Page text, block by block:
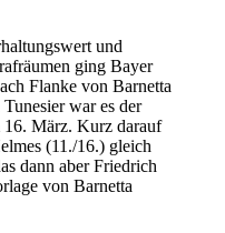
und
ging Bayer
Flanke von Barnetta
war es der
16. März. Kurz darauf
(11./16.) gleich
dann aber Friedrich
von Barnetta